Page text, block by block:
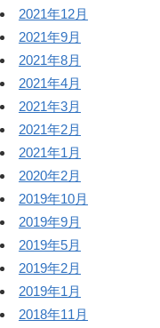
2021年12月
2021年9月
2021年8月
2021年4月
2021年3月
2021年2月
2021年1月
2020年2月
2019年10月
2019年9月
2019年5月
2019年2月
2019年1月
2018年11月